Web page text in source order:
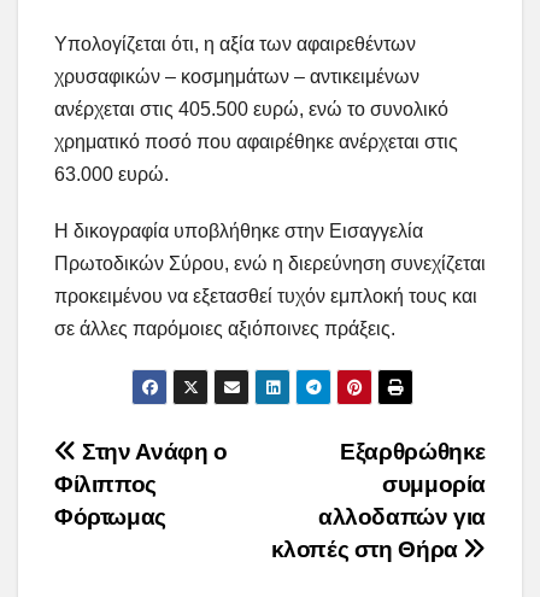
Υπολογίζεται ότι, η αξία των αφαιρεθέντων
χρυσαφικών – κοσμημάτων – αντικειμένων
ανέρχεται στις 405.500 ευρώ, ενώ το συνολικό
χρηματικό ποσό που αφαιρέθηκε ανέρχεται στις
63.000 ευρώ.
Η δικογραφία υποβλήθηκε στην Εισαγγελία
Πρωτοδικών Σύρου, ενώ η διερεύνηση συνεχίζεται
προκειμένου να εξετασθεί τυχόν εμπλοκή τους και
σε άλλες παρόμοιες αξιόποινες πράξεις.
Post
navigation
Εξαρθρώθηκε
συμμορία
αλλοδαπών για
κλοπές στη Θήρα
Στην Ανάφη ο
Φίλιππος
Φόρτωμας